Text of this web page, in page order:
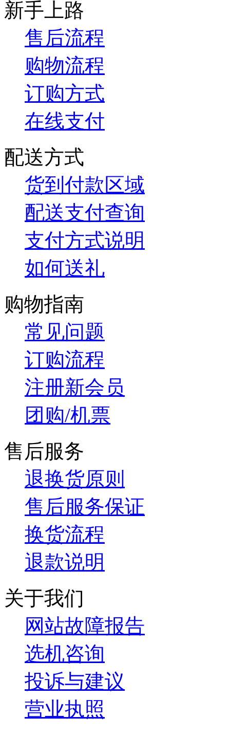
新手上路
售后流程
购物流程
订购方式
在线支付
配送方式
货到付款区域
配送支付查询
支付方式说明
如何送礼
购物指南
常见问题
订购流程
注册新会员
团购/机票
售后服务
退换货原则
售后服务保证
换货流程
退款说明
关于我们
网站故障报告
选机咨询
投诉与建议
营业执照